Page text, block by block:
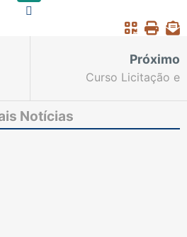
Próximo
Curso Licitação e
inscrições abertas para
o Polo de
Notícias